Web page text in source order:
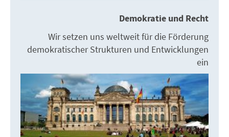
Demokratie und Recht
Wir setzen uns weltweit für die Förderung
demokratischer Strukturen und Entwicklungen
ein